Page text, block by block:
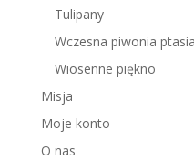
Tulipany
Wczesna piwonia ptasia
Wiosenne piękno
Misja
Moje konto
O nas